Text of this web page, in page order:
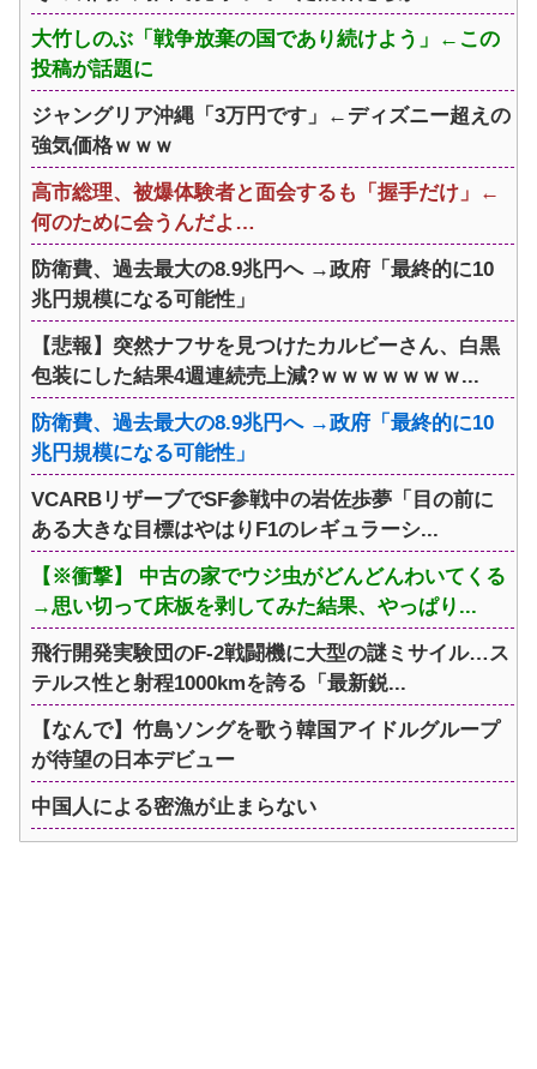
大竹しのぶ「戦争放棄の国であり続けよう」←この
投稿が話題に
ジャングリア沖縄「3万円です」←ディズニー超えの
強気価格ｗｗｗ
高市総理、被爆体験者と面会するも「握手だけ」←
何のために会うんだよ…
防衛費、過去最大の8.9兆円へ →政府「最終的に10
兆円規模になる可能性」
【悲報】突然ナフサを見つけたカルビーさん、白黒
包装にした結果4週連続売上減?ｗｗｗｗｗｗｗ...
防衛費、過去最大の8.9兆円へ →政府「最終的に10
兆円規模になる可能性」
VCARBリザーブでSF参戦中の岩佐歩夢「目の前に
ある大きな目標はやはりF1のレギュラーシ...
【※衝撃】 中古の家でウジ虫がどんどんわいてくる
→思い切って床板を剥してみた結果、やっぱり...
飛行開発実験団のF-2戦闘機に大型の謎ミサイル…ス
テルス性と射程1000kmを誇る「最新鋭...
【なんで】竹島ソングを歌う韓国アイドルグループ
が待望の日本デビュー
中国人による密漁が止まらない